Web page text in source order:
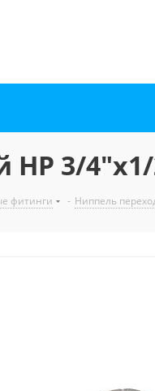
3/4"x1/
фитинги - Ниппель